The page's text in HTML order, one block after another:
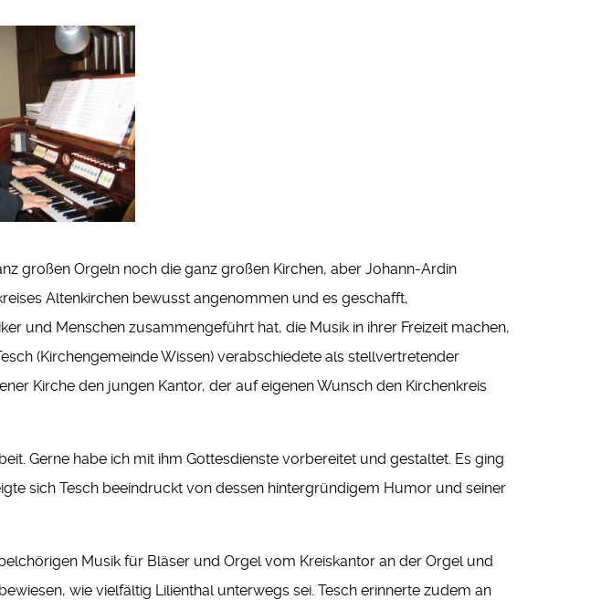
großen Orgeln noch die ganz großen Kirchen, aber Johann-Ardin
Altenkirchen bewusst angenommen und es geschafft,
und Menschen zusammengeführt hat, die Musik in ihrer Freizeit machen,
(Kirchengemeinde Wissen) verabschiedete als stellvertretender
Kirche den jungen Kantor, der auf eigenen Wunsch den Kirchenkreis
Gerne habe ich mit ihm Gottesdienste vorbereitet und gestaltet. Es ging
sich Tesch beeindruckt von dessen hintergründigem Humor und seiner
Musik für Bläser und Orgel vom Kreiskantor an der Orgel und
wie vielfältig Lilienthal unterwegs sei. Tesch erinnerte zudem an